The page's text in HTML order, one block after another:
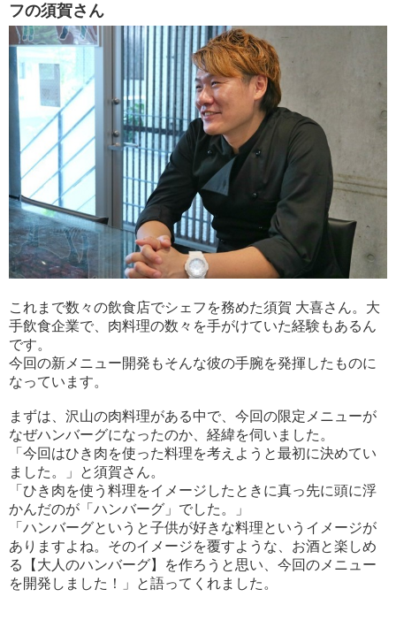
フの須賀さん
これまで数々の飲食店でシェフを務めた須賀 大喜さん。大
手飲食企業で、肉料理の数々を手がけていた経験もあるん
です。
今回の新メニュー開発もそんな彼の手腕を発揮したものに
なっています。
まずは、沢山の肉料理がある中で、今回の限定メニューが
なぜハンバーグになったのか、経緯を伺いました。
「今回はひき肉を使った料理を考えようと最初に決めてい
ました。」と須賀さん。
「ひき肉を使う料理をイメージしたときに真っ先に頭に浮
かんだのが「ハンバーグ」でした。」
「ハンバーグというと子供が好きな料理というイメージが
ありますよね。そのイメージを覆すような、お酒と楽しめ
る【大人のハンバーグ】を作ろうと思い、今回のメニュー
を開発しました！」と語ってくれました。